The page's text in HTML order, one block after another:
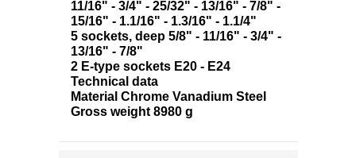
11/16" - 3/4" - 25/32" - 13/16" - 7/8" -
15/16" - 1.1/16" - 1.3/16" - 1.1/4"
5 sockets, deep 5/8" - 11/16" - 3/4" -
13/16" - 7/8"
2 E-type sockets E20 - E24
Technical data
Material Chrome Vanadium Steel
Gross weight 8980 g